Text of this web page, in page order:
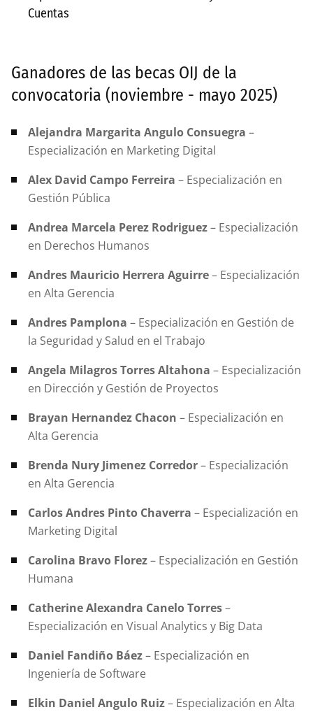
Cuentas
Ganadores de las becas OIJ de la
convocatoria (noviembre - mayo 2025)
Alejandra Margarita Angulo Consuegra –
Especialización en Marketing Digital
Alex David Campo Ferreira – Especialización en
Gestión Pública
Andrea Marcela Perez Rodriguez– Especialización
en Derechos Humanos
Andres Mauricio Herrera Aguirre– Especialización
en Alta Gerencia
Andres Pamplona – Especialización en Gestión de
la Seguridad y Salud en el Trabajo
Angela Milagros Torres Altahona – Especialización
en Dirección y Gestión de Proyectos
Brayan Hernandez Chacon – Especialización en
Alta Gerencia
Brenda Nury Jimenez Corredor– Especialización
en Alta Gerencia
Carlos Andres Pinto Chaverra – Especialización en
Marketing Digital
Carolina Bravo Florez– Especialización en Gestión
Humana
Catherine Alexandra Canelo Torres–
Especialización en Visual Analytics y Big Data
Daniel Fandiño Báez– Especialización en
Ingeniería de Software
Elkin Daniel Angulo Ruiz– Especialización en Alta